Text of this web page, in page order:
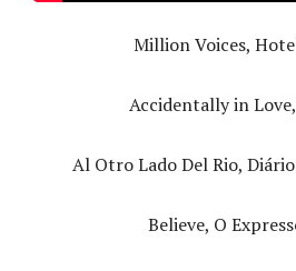
Million Voices,
Accidentally in
Al Otro Lado Del Rio,
Believe, O